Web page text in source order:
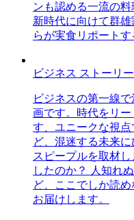
ンも認める一流の料
新時代に向けて群
らが実食リポートす
ビジネス ストーリー
ビジネスの第一線
画です。時代をリ
す、ユニークな視
ど、混迷する未来
スピープルを取材
したのか？ 人知れ
ど、ここでしか読
お届けします。